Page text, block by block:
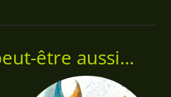
être aussi…